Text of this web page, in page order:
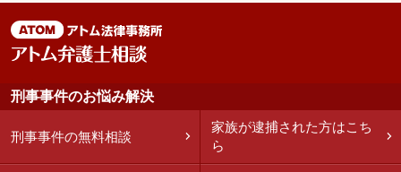
刑事事件のお悩み解決
刑事事件の無料相談
家族が逮捕された方はこち
ら